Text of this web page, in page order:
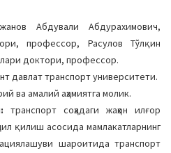
Абдували Абдурахимович,
профессор, Расулов Тўлқин
доктори, профессор.
давлат транспорт университети.
ва амалий аҳамиятга молик.
транспорт соҳадаги жаҳон илғор
қилиш асосида мамлакатларнинг
шароитида транспорт